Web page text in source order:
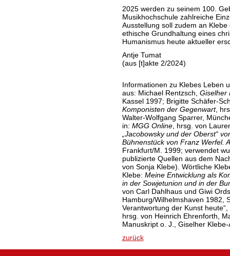
2025 werden zu seinem 100.
Musikhochschule zahlreiche
Ausstellung soll zudem an
ethische Grundhaltung eines
Humanismus heute aktueller
Antje Tumat
(aus [t]akte 2/2024)
Informationen zu Klebes Leben
aus: Michael Rentzsch, Giselher
Kassel 1997; Brigitte Schäfer-
Komponisten der Gegenwart,
Walter-Wolfgang Sparrer,
in: MGG Online, hrsg. von
„Jacobowsky und der Oberst“
Bühnenstück von Franz Werfel.
Frankfurt/M. 1999; verwendet
publizierte Quellen aus dem
von Sonja Klebe). Wörtliche
Klebe: Meine Entwicklung als
in der Sowjetunion und in der
von Carl Dahlhaus und Giwi
Hamburg/Wilhelmshaven 1982,
Verantwortung der Kunst
hrsg. von Heinrich Ehrenforth,
Manuskript o. J., Giselher
zurück